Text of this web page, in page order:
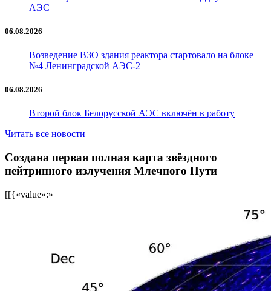
АЭС
06.08.2026
Возведение ВЗО здания реактора стартовало на блоке
№4 Ленинградской АЭС-2
06.08.2026
Второй блок Белорусской АЭС включён в работу
Читать все новости
Создана первая полная карта звёздного
нейтринного излучения Млечного Пути
[[{«value»:»